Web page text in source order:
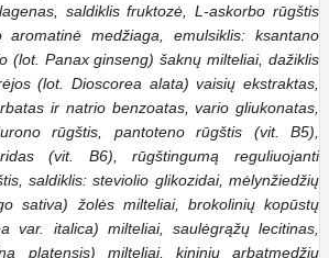
saldiklis fruktozė, L-askorbo rūgštis
medžiaga, emulsiklis: ksantano
(lot. Panax ginseng) šaknų milteliai, dažiklis
(lot. Dioscorea alata) vaisių ekstraktas,
ir natrio benzoatas, vario gliukonatas,
rūgštis, pantoteno rūgštis (vit. B5),
(vit. B6), rūgštingumą reguliuojanti
saldiklis: steviolio glikozidai, mėlynžiedžių
sativa) žolės milteliai, brokolinių kopūstų
var. italica) milteliai, saulėgrąžų lecitinas,
platensis) milteliai, kininių arbatmedžių